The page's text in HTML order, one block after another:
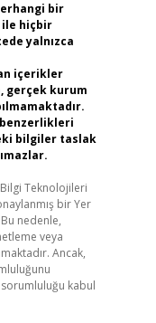
bir
ile hiçbir
yalnızca
içerikler
gerçek kurum
bilgiler taslak
Bilgi Teknolojileri
bir Yer
nedenle,
veya
Ancak,
kabul